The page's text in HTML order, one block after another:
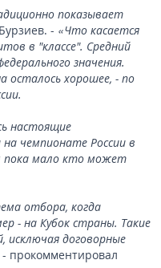
показывает
- «Что касается
в "классе". Средний
значения.
осталось хорошее, - по
настоящие
чемпионате России в
пока мало кто может
отбора, когда
- на Кубок страны. Такие
исключая договорные
- прокомментировал
Fight 5